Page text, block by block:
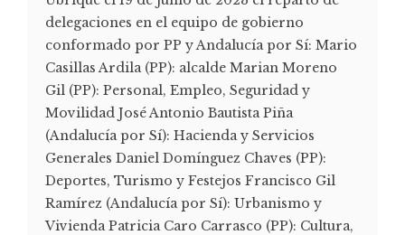
delegaciones en el equipo de gobierno
conformado por PP y Andalucía por Sí: Mario
Casillas Ardila (PP): alcalde Marian Moreno
Gil (PP): Personal, Empleo, Seguridad y
Movilidad José Antonio Bautista Piña
(Andalucía por Sí): Hacienda y Servicios
Generales Daniel Domínguez Chaves (PP):
Deportes, Turismo y Festejos Francisco Gil
Ramírez (Andalucía por Sí): Urbanismo y
Vivienda Patricia Caro Carrasco (PP): Cultura,